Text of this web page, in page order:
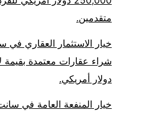
متقدمين.
خيار الاستثمار العقاري
دولار أمريكي.
خيار المنفعة العامة في